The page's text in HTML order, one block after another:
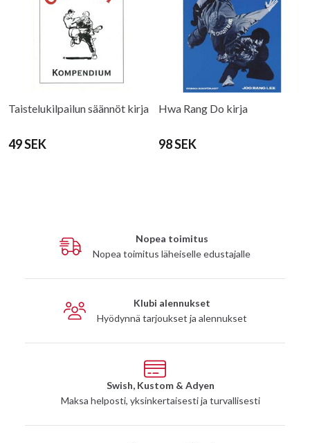
Taistelukilpailun säännöt kirja
49 SEK
Hwa Rang Do kirja
98 SEK
Nopea toimitus
Nopea toimitus läheiselle edustajalle
Klubi alennukset
Hyödynnä tarjoukset ja alennukset
Swish, Kustom & Adyen
Maksa helposti, yksinkertaisesti ja turvallisesti